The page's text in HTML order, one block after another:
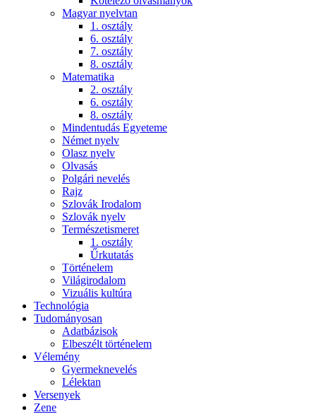
Magyar nyelvtan
1. osztály
6. osztály
7. osztály
8. osztály
Matematika
2. osztály
6. osztály
8. osztály
Mindentudás Egyeteme
Német nyelv
Olasz nyelv
Olvasás
Polgári nevelés
Rajz
Szlovák Irodalom
Szlovák nyelv
Természetismeret
1. osztály
Űrkutatás
Történelem
Világirodalom
Vizuális kultúra
Technológia
Tudományosan
Adatbázisok
Elbeszélt történelem
Vélemény
Gyermeknevelés
Lélektan
Versenyek
Zene